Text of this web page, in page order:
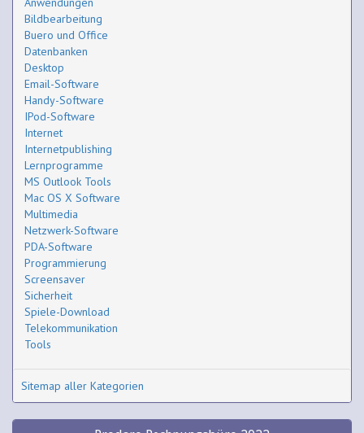
Bildbearbeitung
Buero und Office
Datenbanken
Desktop
Email-Software
Handy-Software
IPod-Software
Internet
Internetpublishing
Lernprogramme
MS Outlook Tools
Mac OS X Software
Multimedia
Netzwerk-Software
PDA-Software
Programmierung
Screensaver
Sicherheit
Spiele-Download
Telekommunikation
Tools
Sitemap aller Kategorien